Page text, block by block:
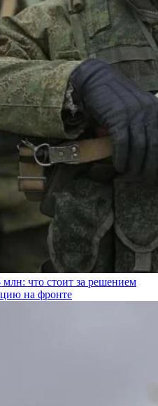
что стоит за решением
на фронте